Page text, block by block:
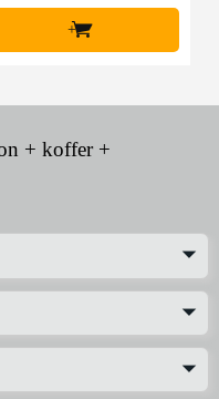
+
+ koffer +